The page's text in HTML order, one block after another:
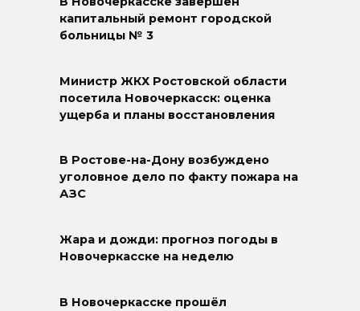
капитальный ремонт городской
больницы № 3
Министр ЖКХ Ростовской области
посетила Новочеркасск: оценка
ущерба и планы восстановления
В Ростове-на-Дону возбуждено
уголовное дело по факту пожара на
АЗС
Жара и дожди: прогноз погоды в
Новочеркасске на неделю
В Новочеркасске прошёл